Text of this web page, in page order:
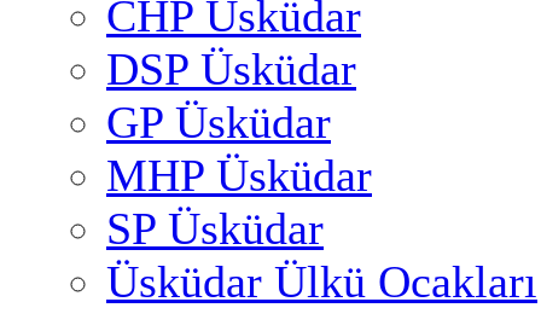
CHP Üsküdar
DSP Üsküdar
GP Üsküdar
MHP Üsküdar
SP Üsküdar
Üsküdar Ülkü Ocakları